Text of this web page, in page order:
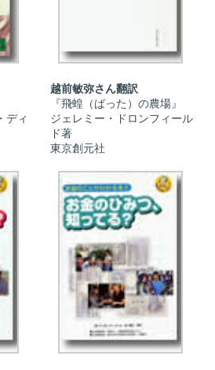
ディ
越前敏弥さん翻訳
『飛蝗（ばった）の農場』
ジェレミー・ドロンフィール
ド著
東京創元社